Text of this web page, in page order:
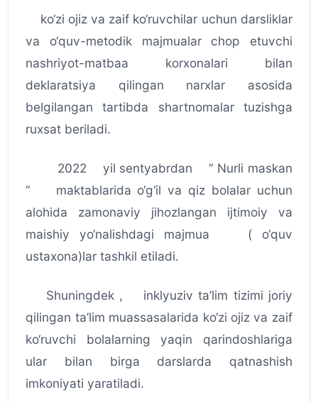
ko‘zi ojiz va zaif ko‘ruvchilar uchun darsliklar
va o‘quv-metodik majmualar chop etuvchi
nashriyot-matbaa korxonalari bilan
deklaratsiya qilingan narxlar asosida
belgilangan tartibda shartnomalar tuzishga
ruxsat beriladi.
2022 yil sentyabrdan “ Nurli maskan
” maktablarida o‘g‘il va qiz bolalar uchun
alohida zamonaviy jihozlangan ijtimoiy va
maishiy yo‘nalishdagi majmua ( o‘quv
ustaxona)lar tashkil etiladi.
Shuningdek , inklyuziv ta’lim tizimi joriy
qilingan ta’lim muassasalarida ko‘zi ojiz va zaif
ko‘ruvchi bolalarning yaqin qarindoshlariga
ular bilan birga darslarda qatnashish
imkoniyati yaratiladi.